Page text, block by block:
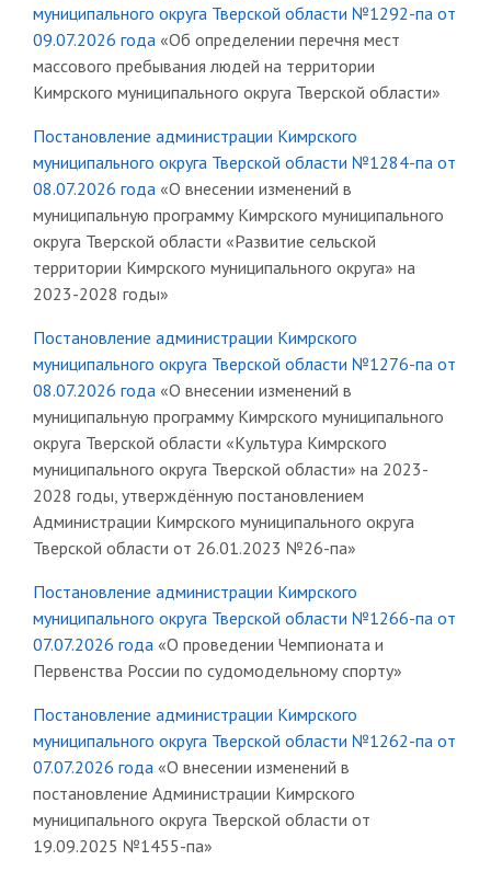
муниципального округа Тверской области №1292-па от
09.07.2026 года «Об определении перечня мест
массового пребывания людей на территории
Кимрского муниципального округа Тверской области»
Постановление администрации Кимрского
муниципального округа Тверской области №1284-па от
08.07.2026 года «О внесении изменений в
муниципальную программу Кимрского муниципального
округа Тверской области «Развитие сельской
территории Кимрского муниципального округа» на
2023-2028 годы»
Постановление администрации Кимрского
муниципального округа Тверской области №1276-па от
08.07.2026 года «О внесении изменений в
муниципальную программу Кимрского муниципального
округа Тверской области «Культура Кимрского
муниципального округа Тверской области» на 2023-
2028 годы, утверждённую постановлением
Администрации Кимрского муниципального округа
Тверской области от 26.01.2023 №26-па»
Постановление администрации Кимрского
муниципального округа Тверской области №1266-па от
07.07.2026 года «О проведении Чемпионата и
Первенства России по судомодельному спорту»
Постановление администрации Кимрского
муниципального округа Тверской области №1262-па от
07.07.2026 года «О внесении изменений в
постановление Администрации Кимрского
муниципального округа Тверской области от
19.09.2025 №1455-па»